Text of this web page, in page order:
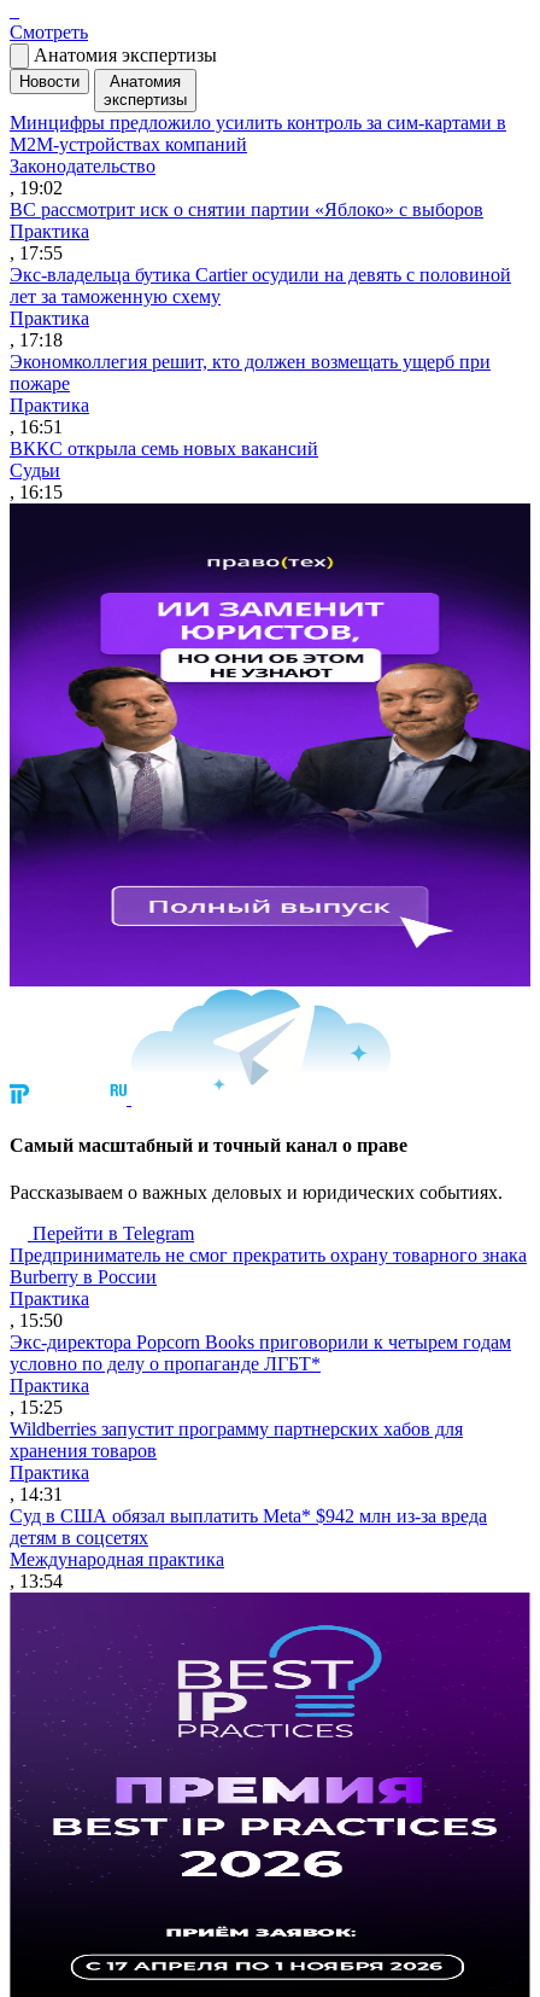
Смотреть
Анатомия экспертизы
Новости
Анатомия
экспертизы
Минцифры предложило усилить контроль за сим-картами в
M2M-устройствах компаний
Законодательство
, 19:02
ВС рассмотрит иск о снятии партии «Яблоко» с выборов
Практика
, 17:55
Экс-владельца бутика Cartier осудили на девять с половиной
лет за таможенную схему
Практика
, 17:18
Экономколлегия решит, кто должен возмещать ущерб при
пожаре
Практика
, 16:51
ВККС открыла семь новых вакансий
Судьи
, 16:15
Cамый масштабный и точный канал о праве
Рассказываем о важных деловых и юридических событиях.
Перейти в Telegram
Предприниматель не смог прекратить охрану товарного знака
Burberry в России
Практика
, 15:50
Экс-директора Popcorn Books приговорили к четырем годам
условно по делу о пропаганде ЛГБТ*
Практика
, 15:25
Wildberries запустит программу партнерских хабов для
хранения товаров
Практика
, 14:31
Суд в США обязал выплатить Meta* $942 млн из-за вреда
детям в соцсетях
Международная практика
, 13:54